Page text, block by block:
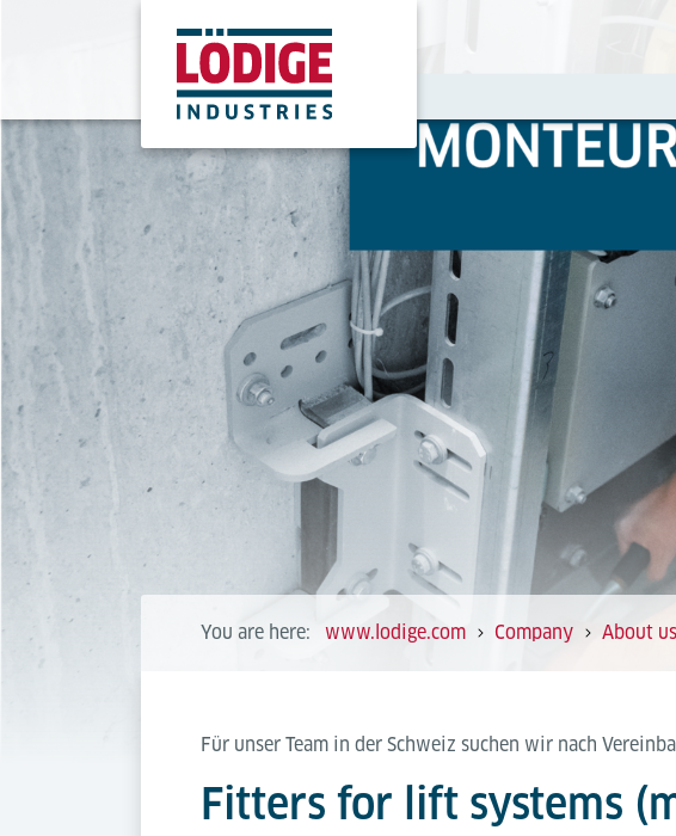
You are here: www.lodige.com Company About us
Für unser Team in der Schweiz suchen wir nach
Fitters for lift systems